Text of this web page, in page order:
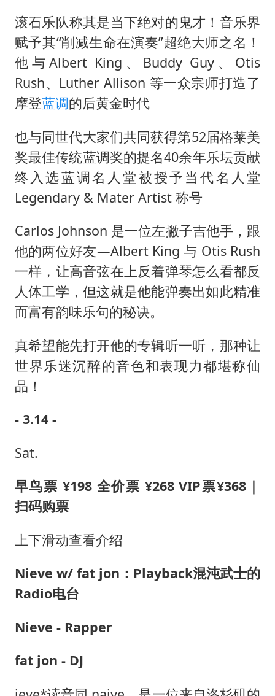
滚石乐队称其是当下绝对的鬼才！音乐界
赋予其“削减生命在演奏”超绝大师之名！
他与Albert King、Buddy Guy、Otis
Rush、Luther Allison 等一众宗师打造了
摩登蓝调的后黄金时代
也与同世代大家们共同获得第52届格莱美
奖最佳传统蓝调奖的提名40余年乐坛贡献
终入选蓝调名人堂被授予当代名人堂
Legendary & Mater Artist 称号
Carlos Johnson 是一位左撇子吉他手，跟
他的两位好友—Albert King 与 Otis Rush
一样，让高音弦在上反着弹琴怎么看都反
人体工学，但这就是他能弹奏出如此精准
而富有韵味乐句的秘诀。
真希望能先打开他的专辑听一听，那种让
世界乐迷沉醉的音色和表现力都堪称仙
品！
- 3.14 -
Sat.
早鸟票 ¥198 全价票 ¥268 VIP票¥368｜
扫码购票
上下滑动查看介绍
Nieve w/ fat jon：Playback混沌武士的
Radio电台
Nieve - Rapper
fat jon - DJ